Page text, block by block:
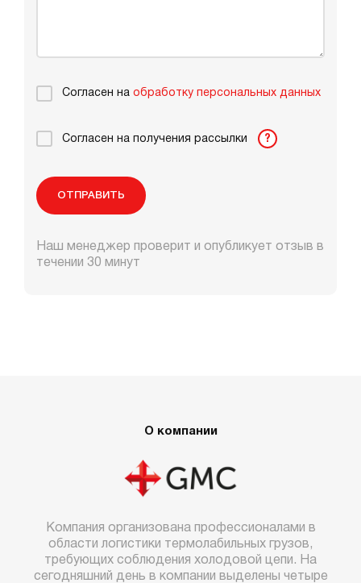
Согласен на обработку персональных данных
Согласен на получения рассылки ?
ОТПРАВИТЬ
Наш менеджер проверит и опубликует отзыв в
течении 30 минут
О компании
Компания организована профессионалами в
области логистики термолабильных грузов,
требующих соблюдения холодовой цепи. На
сегодняшний день в компании выделены четыре